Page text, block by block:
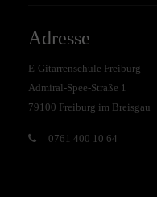
Adresse
E-Gitarrenschule Freiburg
Admiral-Spee-Straße 1
79100 Freiburg im Breisgau
0761 400 10 64